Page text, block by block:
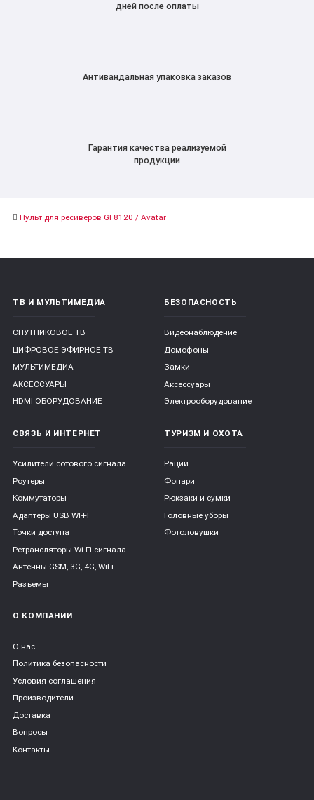
дней после оплаты
Антивандальная упаковка заказов
Гарантия качества реализуемой
продукции
Пульт для ресиверов GI 8120 / Avatar
ТВ И МУЛЬТИМЕДИА
СПУТНИКОВОЕ ТВ
ЦИФРОВОЕ ЭФИРНОЕ ТВ
МУЛЬТИМЕДИА
АКСЕССУАРЫ
HDMI ОБОРУДОВАНИЕ
БЕЗОПАСНОСТЬ
Видеонаблюдение
Домофоны
Замки
Аксессуары
Электрооборудование
СВЯЗЬ И ИНТЕРНЕТ
Усилители сотового сигнала
Роутеры
Коммутаторы
Адаптеры USB WI-FI
Точки доступа
Ретрансляторы Wi-Fi сигнала
Антенны GSM, 3G, 4G, WiFi
Разъемы
ТУРИЗМ И ОХОТА
Рации
Фонари
Рюкзаки и сумки
Головные уборы
Фотоловушки
О КОМПАНИИ
О нас
Политика безопасности
Условия соглашения
Производители
Доставка
Вопросы
Контакты